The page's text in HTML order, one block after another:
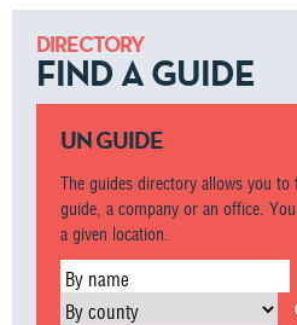
DIRECTORY
FIND A GUIDE
UN GUIDE
The guides directory allows you
guide, a company or an office.
a given location.
By name
By county